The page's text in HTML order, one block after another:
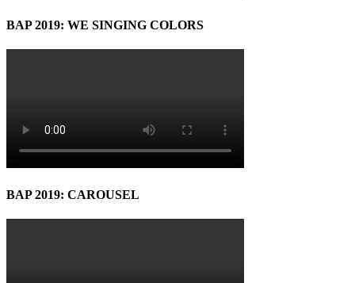
BAP 2019: WE SINGING COLORS
BAP 2019: CAROUSEL